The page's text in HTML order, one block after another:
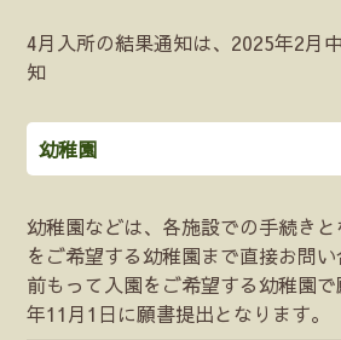
4月入所の結果通知は、2025年2月
知
幼稚園
幼稚園などは、各施設での手続き
をご希望する幼稚園まで直接お問い
前もって入園をご希望する幼稚園
年11月1日に願書提出となります。